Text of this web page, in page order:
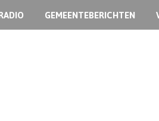
GEMEENTEBERICHTEN